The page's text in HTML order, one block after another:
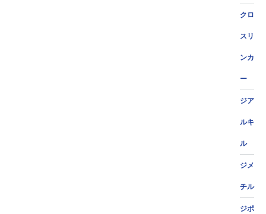
クロ
スリ
ンカ
ー
ジア
ルキ
ル
ジメ
チル
ジポ